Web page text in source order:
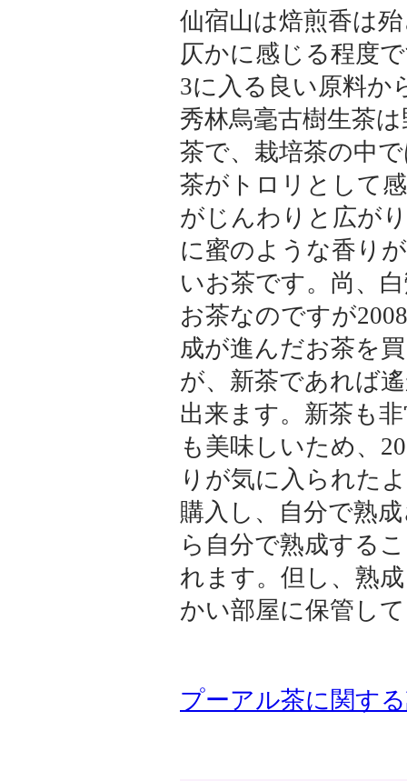
仙宿山は焙煎香は
仄かに感じる程度
3に入る良い原料か
秀林烏毫古樹生茶
茶で、栽培茶の中
茶がトロリとして
がじんわりと広が
に蜜のような香り
いお茶です。尚、
お茶なのですが
成が進んだお茶を
が、新茶であれば
出来ます。新茶も
も美味しいため、
りが気に入られた
購入し、自分で熟
ら自分で熟成する
れます。但し、熟
かい部屋に保管し
プーアル茶に関す